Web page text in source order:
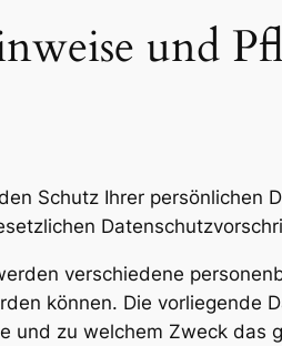
und
Schutz Ihrer persönlichen
verschiedene
können. Die vorliegende
und zu welchem Zweck das